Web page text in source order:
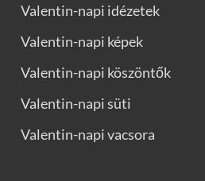
Valentin-napi idézetek
Valentin-napi képek
Valentin-napi köszöntők
Valentin-napi süti
Valentin-napi vacsora